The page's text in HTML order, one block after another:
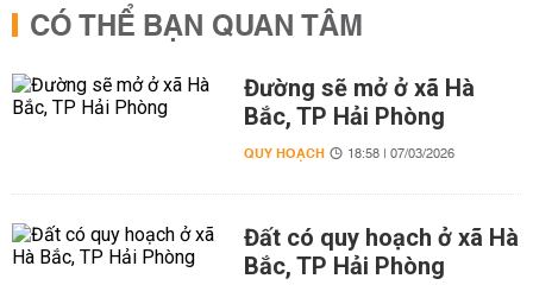
CÓ THỂ BẠN QUAN TÂM
Đường sẽ mở ở xã Hà
Bắc, TP Hải Phòng
QUY HOẠCH 18:58 | 07/03/2026
Đất có quy hoạch ở xã Hà
Bắc, TP Hải Phòng